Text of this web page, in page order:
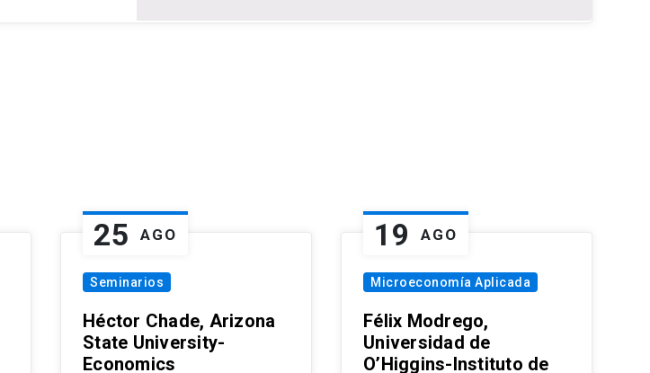
25 AGO
Seminarios
Héctor Chade, Arizona
State University-
Economics
19 AGO
Microeconomía Aplicada
Félix Modrego,
Universidad de
O’Higgins-Instituto de